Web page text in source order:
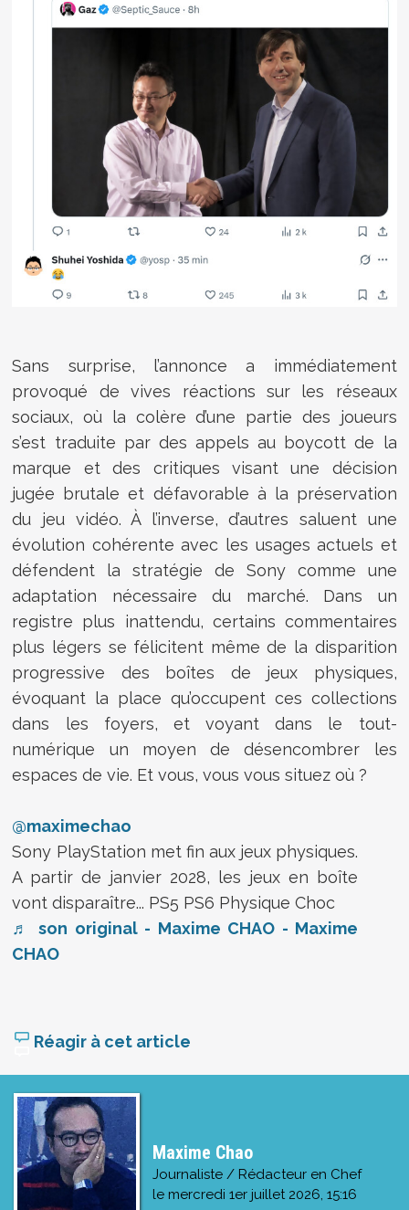
Sans surprise, l’annonce a immédiatement
provoqué de vives réactions sur les réseaux
sociaux, où la colère d’une partie des joueurs
s’est traduite par des appels au boycott de la
marque et des critiques visant une décision
jugée brutale et défavorable à la préservation
du jeu vidéo. À l’inverse, d’autres saluent une
évolution cohérente avec les usages actuels et
défendent la stratégie de Sony comme une
adaptation nécessaire du marché. Dans un
registre plus inattendu, certains commentaires
plus légers se félicitent même de la disparition
progressive des boîtes de jeux physiques,
évoquant la place qu’occupent ces collections
dans les foyers, et voyant dans le tout-
numérique un moyen de désencombrer les
espaces de vie. Et vous, vous vous situez où ?
@maximechao
Sony PlayStation met fin aux jeux physiques.
A partir de janvier 2028, les jeux en boîte
vont disparaître... PS5 PS6 Physique Choc
♬ son original - Maxime CHAO - Maxime
CHAO
Réagir à cet article
Maxime Chao
Journaliste / Rédacteur en Chef
le mercredi 1er juillet 2026, 15:16